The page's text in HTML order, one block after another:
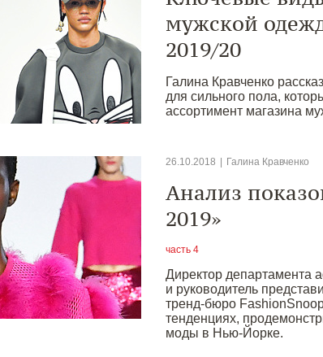
мужской
2019/20
Галина Кравченко
для сильного пола,
ассортимент магазина
26.10.2018 Галина Кравченко
Анализ
2019»
часть 4
Директор департамента
и руководитель
тренд-бюро
тенденциях,
моды в Нью-Йорке.